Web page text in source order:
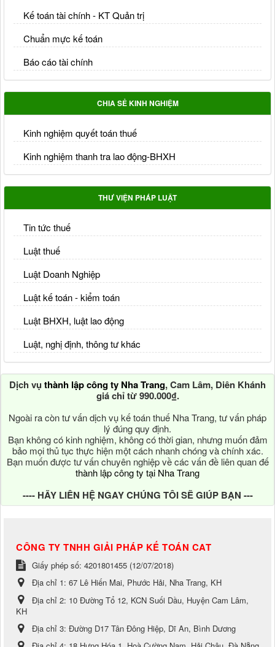
Kế toán tài chính - KT Quản trị
Chuẩn mực kế toán
Báo cáo tài chính
CHIA SẺ KINH NGHIỆM
Kinh nghiệm quyết toán thuế
Kinh nghiệm thanh tra lao động-BHXH
THƯ VIỆN PHÁP LUẬT
Tin tức thuế
Luật thuế
Luật Doanh Nghiệp
Luật kế toán - kiểm toán
Luật BHXH, luật lao động
Luật, nghị định, thông tư khác
Dịch vụ thành lập công ty Nha Trang, Cam Lâm, Diên Khánh
giá chỉ từ 990.000₫.
Ngoài ra còn tư vấn dịch vụ kế toán thuế Nha Trang, tư vấn pháp
lý đúng quy định.
Bạn không có kinh nghiệm, không có thời gian, nhưng muốn đảm
bảo mọi thủ tục thực hiện một cách nhanh chóng và chính xác.
Bạn muốn được tư vấn chuyên nghiệp về các vấn đề liên quan đế
thành lập công ty tại Nha Trang
---- HÃY LIÊN HỆ NGAY CHÚNG TÔI SẼ GIÚP BẠN ---
CÔNG TY TNHH GIẢI PHÁP KẾ TOÁN CAT
Giấy phép số: 4201801455 (12/07/2018)
Địa chỉ 1: 67 Lê Hiến Mai, Phước Hải, Nha Trang, KH
Địa chỉ 2: 10 Đường Tổ 12, KCN Suối Dầu, Huyện Cam Lâm,
KH
Địa chỉ 3: Đường D17 Tân Đông Hiệp, Dĩ An, Bình Dương